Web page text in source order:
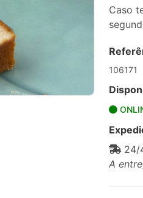
Caso
106171
24/
A